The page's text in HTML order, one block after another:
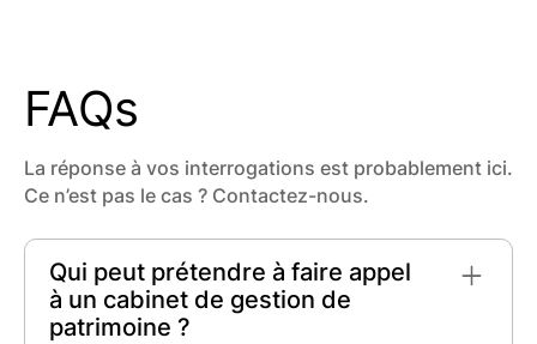
FAQs
La réponse à vos interrogations est probablement ici.
Ce n’est pas le cas ? Contactez-nous.
Qui peut prétendre à faire appel
à un cabinet de gestion de
patrimoine ?